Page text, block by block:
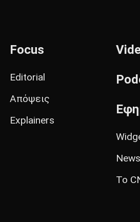
Focus
Editorial
Απόψεις
Explainers
Το